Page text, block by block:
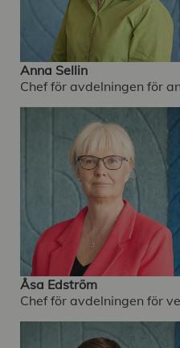
Anna Sellin
Chef för avdelningen för
Åsa Edström
Chef för avdelningen för